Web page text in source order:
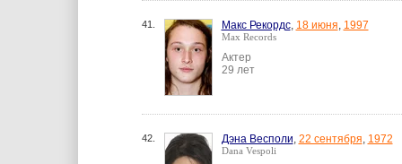
41. Макс Рекордс, 18 июня, 1997
Max Records
Актер
29 лет
42. Дэна Весполи, 22 сентября, 1972
Dana Vespoli